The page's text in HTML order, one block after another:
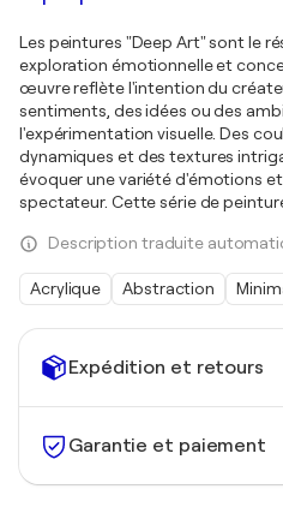
Expédition et retours
Garantie et paiement
Les peintures "Deep Art" sont le
exploration émotionnelle et
œuvre reflète l'intention du
sentiments, des idées ou des
l'expérimentation visuelle. Des
dynamiques et des textures
évoquer une variété d'émotions
spectateur. Cette série de
Description traduite
Acrylique Abstraction